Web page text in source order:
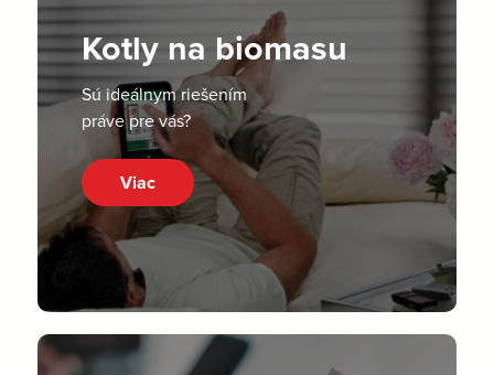
Kotly na biomasu
Sú ideálnym riešením
práve pre vás?
Viac